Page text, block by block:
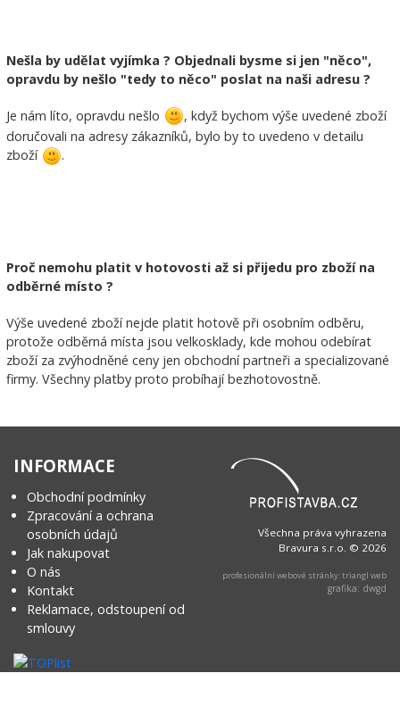
Nešla by udělat vyjímka ? Objednali bysme si jen "něco",
opravdu by nešlo "tedy to něco" poslat na naši adresu ?
Je nám líto, opravdu nešlo
, když bychom výše uvedené zboží
doručovali na adresy zákazníků, bylo by to uvedeno v detailu
zboží
.
Proč nemohu platit v hotovosti až si přijedu pro zboží na
odběrné místo ?
Výše uvedené zboží nejde platit hotově při osobním odběru,
protože odběrná místa jsou velkosklady, kde mohou odebírat
zboží za zvýhodněné ceny jen obchodní partneři a specializované
firmy. Všechny platby proto probíhají bezhotovostně.
INFORMACE
Obchodní podmínky
Zpracování a ochrana
osobních údajů
Jak nakupovat
O nás
Kontakt
Reklamace, odstoupení od
smlouvy
Všechna práva vyhrazena
Bravura s.r.o. © 2026
profesionální webové stránky: triangl web
grafika: dwgd